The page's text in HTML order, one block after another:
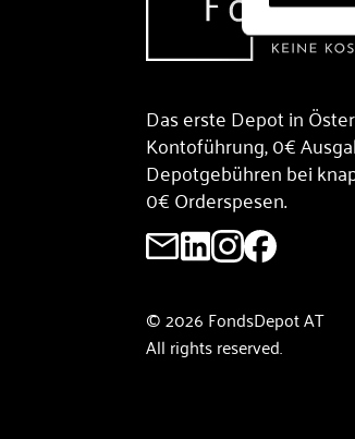
Das erste Depot in
Kontoführung, 0€
Depotgebühren bei
0€ Orderspesen.
© 2026 FondsDepot AT
All rights reserved.